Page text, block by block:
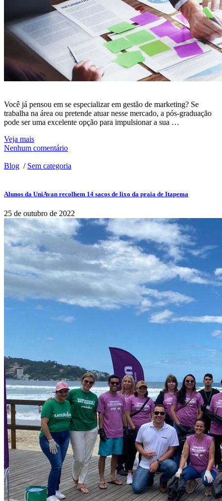
Você já pensou em se especializar em gestão de marketing? Se
trabalha na área ou pretende atuar nesse mercado, a pós-graduação
pode ser uma excelente opção para impulsionar a sua …
Veja mais
Nenhum comentário
Blog / Sem categoria
Alunos da UniAvan recolhem 14 sacos de lixo da praia de Itapema
25 de outubro de 2022